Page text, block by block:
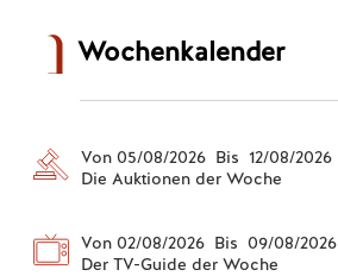
Wochenkalender
Von 05/08/2026 Bis 12/08/2026
Die Auktionen der Woche
Von 02/08/2026 Bis 09/08/2026
Der TV-Guide der Woche